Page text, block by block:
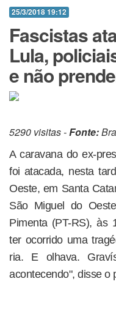
25/3/2018 19:12
Fascistas
Lula,
e não
5290 visitas -Fonte:
A caravana do ex-
foi atacada, nesta
Oeste, em Santa
São Miguel do
Pimenta (PT-RS), às
ter ocorrido uma
ria. E olhava.
acontecendo", disse o